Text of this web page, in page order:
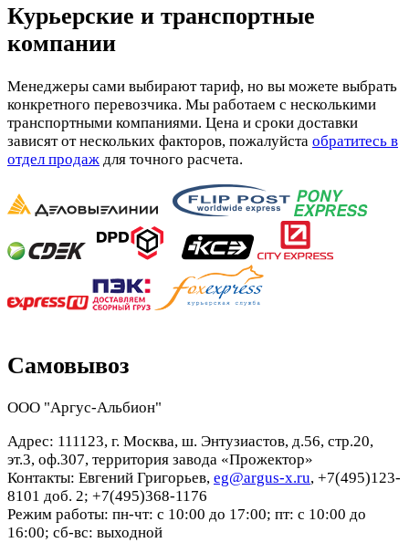
Курьерские и транспортные
компании
Менеджеры сами выбирают тариф, но вы можете выбрать
конкретного перевозчика. Мы работаем с несколькими
транспортными компаниями. Цена и сроки доставки
зависят от нескольких факторов, пожалуйста обратитесь в
отдел продаж для точного расчета.
Самовывоз
ООО "Аргус-Альбион"
Адрес: 111123, г. Москва, ш. Энтузиастов, д.56, стр.20,
эт.3, оф.307, территория завода «Прожектор»
Контакты: Евгений Григорьев, eg@argus-x.ru, +7(495)123-
8101 доб. 2; +7(495)368-1176
Режим работы: пн-чт: с 10:00 до 17:00; пт: с 10:00 до
16:00; сб-вс: выходной